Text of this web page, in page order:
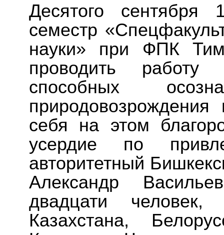
Десятого сентября
семестр
науки» при ФПК
проводить
способных
себя на этом
усердие по
авторитетный
Александр
двадцати
Казахстана,